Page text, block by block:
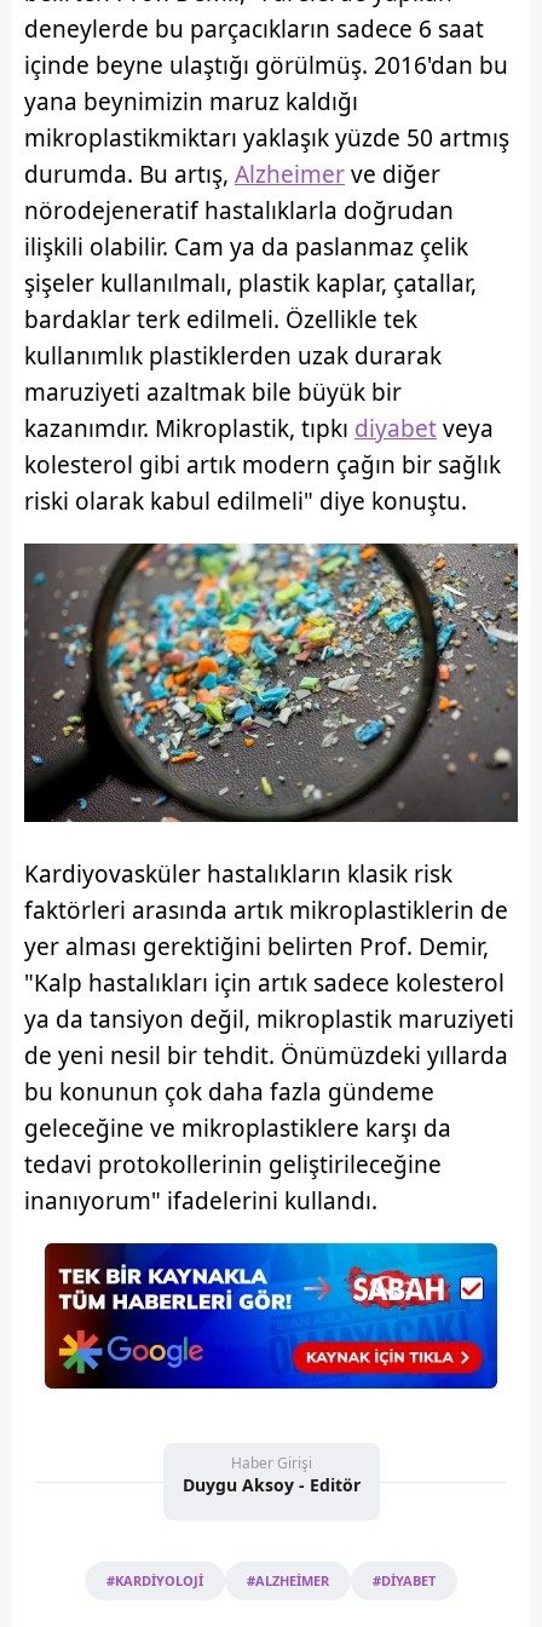
Metnimiziziyaret edebilirsiniz.
6698 sayılı Kişisel Verilerin Korunması Kanunu uyarınca
hazırlanmış Aydınlatma Metnimizi okumak ve sitemizde
ilgili mevzuata uygun olarak kullanılan çerezlerle ilgili bilgi
almak için lütfentıklayınız.
deneylerde bu parçacıkların sadece 6 saat
içinde beyne ulaştığı görülmüş. 2016'dan bu
yana beynimizin maruz kaldığı
mikroplastikmiktarı yaklaşık yüzde 50 artmış
durumda. Bu artış, Alzheimerve diğer
nörodejeneratif hastalıklarla doğrudan
ilişkili olabilir. Cam ya da paslanmaz çelik
şişeler kullanılmalı, plastik kaplar, çatallar,
bardaklar terk edilmeli. Özellikle tek
kullanımlık plastiklerden uzak durarak
maruziyeti azaltmak bile büyük bir
kazanımdır. Mikroplastik, tıpkı diyabetveya
kolesterol gibi artık modern çağın bir sağlık
riski olarak kabul edilmeli" diye konuştu.
Kardiyovasküler hastalıkların klasik risk
faktörleri arasında artık mikroplastiklerin de
yer alması gerektiğini belirten Prof. Demir,
"Kalp hastalıkları için artık sadece kolesterol
ya da tansiyon değil, mikroplastik maruziyeti
de yeni nesil bir tehdit. Önümüzdeki yıllarda
bu konunun çok daha fazla gündeme
geleceğine ve mikroplastiklere karşı da
tedavi protokollerinin geliştirileceğine
inanıyorum" ifadelerini kullandı.
Haber Girişi
Duygu Aksoy - Editör
#KARDİYOLOJİ #ALZHEİMER #DİYABET